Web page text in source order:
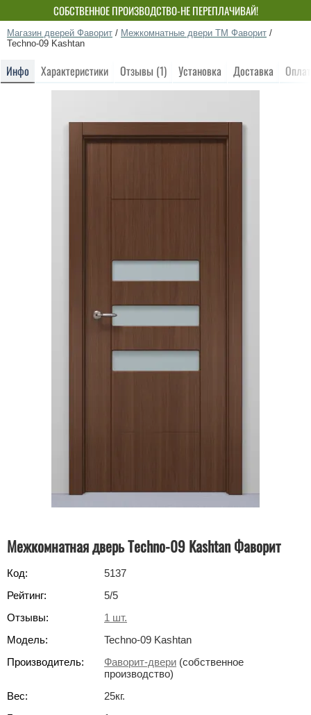
СОБСТВЕННОЕ ПРОИЗВОДСТВО-НЕ ПЕРЕПЛАЧИВАЙ!
Магазин дверей Фаворит / Межкомнатные двери ТМ Фаворит /
Techno-09 Kashtan
Инфо Характеристики Отзывы (1) Установка Доставка
Межкомнатная дверь Techno-09 Kashtan Фаворит
Код:
5137
Рейтинг:
5/5
Отзывы:
1 шт.
Модель:
Techno-09 Kashtan
Производитель:
Фаворит-двери (собственное
производство)
Вес:
25кг.